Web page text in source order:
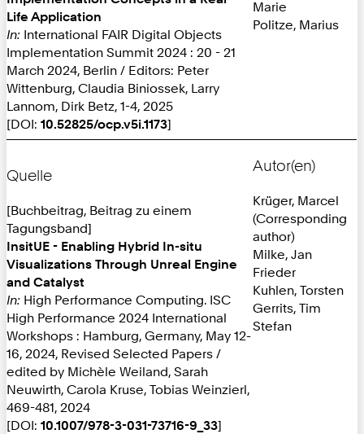
Life Application
In: International FAIR Digital Objects
Implementation Summit 2024 : 20 - 21
March 2024, Berlin / Editors: Peter
Wittenburg, Claudia Biniossek, Larry
Lannom, Dirk Betz, 1-4, 2025
[DOI: 10.52825/ocp.v5i.1173]
Marie
Politze, Marius
Quelle
[Buchbeitrag, Beitrag zu einem
Tagungsband]
InsitUE - Enabling Hybrid In-situ
Visualizations Through Unreal Engine
and Catalyst
In: High Performance Computing. ISC
High Performance 2024 International
Workshops : Hamburg, Germany, May 12-
16, 2024, Revised Selected Papers /
edited by Michèle Weiland, Sarah
Neuwirth, Carola Kruse, Tobias Weinzierl,
469-481, 2024
[DOI: 10.1007/978-3-031-73716-9_33]
Autor(en)
Krüger, Marcel
(Corresponding
author)
Milke, Jan
Frieder
Kuhlen, Torsten
Gerrits, Tim
Stefan